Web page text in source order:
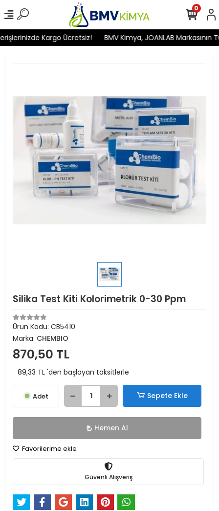
Kargo Ücretsiz! BMV Kimya, JOANLAB
0
Silika Test Kiti Kolorimetrik 0-30 Ppm
Ürün Kodu: CB5410
Marka: CHEMBIO
870,50 TL
89,33 TL 'den başlayan taksitlerle
Adet Sepete Ekle
Hemen Al
Favorilerime ekle
Güvenli Alışveriş